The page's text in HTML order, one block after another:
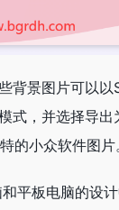
背景图片可以以
式，并选择导出
的小众软件图片
平板电脑的设计